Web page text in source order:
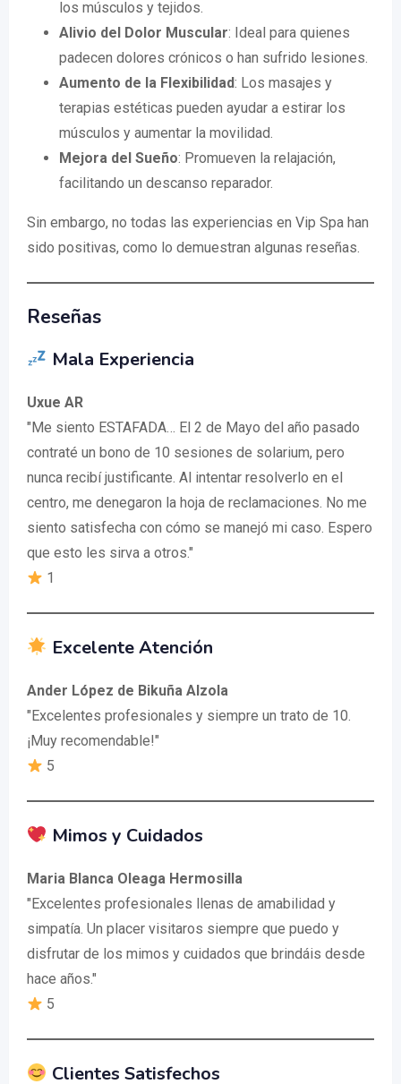
los músculos y tejidos.
Alivio del Dolor Muscular: Ideal para quienes
padecen dolores crónicos o han sufrido lesiones.
Aumento de la Flexibilidad: Los masajes y
terapias estéticas pueden ayudar a estirar los
músculos y aumentar la movilidad.
Mejora del Sueño: Promueven la relajación,
facilitando un descanso reparador.
Sin embargo, no todas las experiencias en Vip Spa han
sido positivas, como lo demuestran algunas reseñas.
Reseñas
Mala Experiencia
Uxue AR
"Me siento ESTAFADA… El 2 de Mayo del año pasado
contraté un bono de 10 sesiones de solarium, pero
nunca recibí justificante. Al intentar resolverlo en el
centro, me denegaron la hoja de reclamaciones. No me
siento satisfecha con cómo se manejó mi caso. Espero
que esto les sirva a otros."
1
Excelente Atención
Ander López de Bikuña Alzola
"Excelentes profesionales y siempre un trato de 10.
¡Muy recomendable!"
5
Mimos y Cuidados
Maria Blanca Oleaga Hermosilla
"Excelentes profesionales llenas de amabilidad y
simpatía. Un placer visitaros siempre que puedo y
disfrutar de los mimos y cuidados que brindáis desde
hace años."
5
Clientes Satisfechos